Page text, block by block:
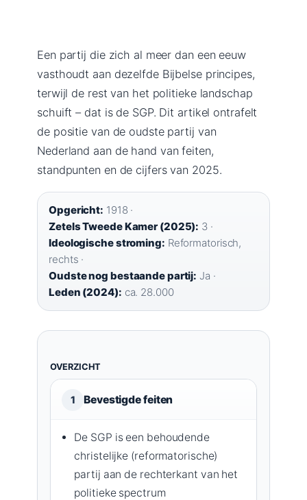
Een partij die zich al meer dan een eeuw
vasthoudt aan dezelfde Bijbelse principes,
terwijl de rest van het politieke landschap
schuift – dat is de SGP. Dit artikel ontrafelt
de positie van de oudste partij van
Nederland aan de hand van feiten,
standpunten en de cijfers van 2025.
Opgericht: 1918 ·
Zetels Tweede Kamer (2025): 3 ·
Ideologische stroming: Reformatorisch,
rechts ·
Oudste nog bestaande partij: Ja ·
Leden (2024): ca. 28.000
OVERZICHT
1 Bevestigde feiten
De SGP is een behoudende
christelijke (reformatorische)
partij aan de rechterkant van het
politieke spectrum